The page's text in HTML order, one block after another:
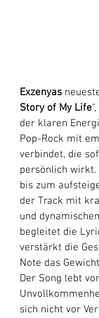
Exzenyas
Story of My Life
der klaren
Pop-Rock mit
verbindet, die
persönlich wirkt.
bis zum
der Track mit
und
begleitet die
verstärkt die
Note das
Der Song lebt
sich nicht vor